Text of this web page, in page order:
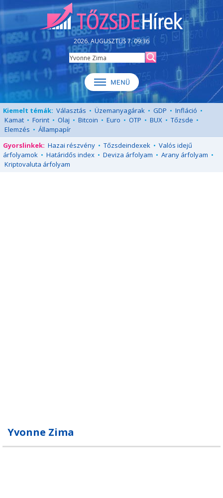
2026. AUGUSZTUS 7. 09:36
Kiemelt témák: Választás • Üzemanyagárak • GDP • Infláció •
Kamat • Forint • Olaj • Bitcoin • Euro • OTP • BUX • Tőzsde •
Elemzés • Állampapír
Gyorslinkek: Hazai részvény • Tőzsdeindexek • Valós idejű
árfolyamok • Határidős index • Deviza árfolyam • Arany árfolyam •
Kriptovaluta árfolyam
Yvonne Zima